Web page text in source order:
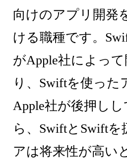
向けのアプリ開発
ける職種です。
がApple社によっ
り、Swiftを使った
Apple社が後押し
ら、SwiftとSwiftを
アは将来性が高い